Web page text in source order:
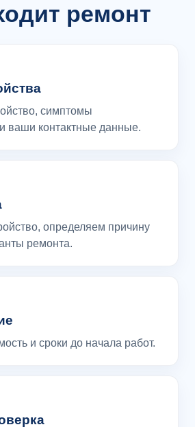
ремонт
симптомы
ваши контактные данные.
определяем причину
ремонта.
и сроки до начала работ.